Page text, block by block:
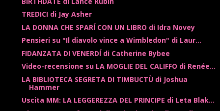
TREDICI di Jay Asher
LA DONNA CHE SPARÍ CON UN LIBRO di Idra Novey
Pensieri su "Il diavolo vince a Wimbledon" di Laur...
FIDANZATA DI VENERDÍ di Catherine Bybee
Video-recensione su LA MOGLIE DEL CALIFFO di Renée...
LA BIBLIOTECA SEGRETA DI TIMBUCTÙ di Joshua
Hammer
Uscita MM: LA LEGGEREZZA DEL PRINCIPE di Leta Blak...